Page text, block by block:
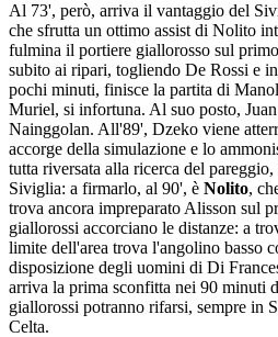
Al 73', però, arriva il vantaggio del
che sfrutta un ottimo assist di Nolito
fulmina il portiere giallorosso sul
subito ai ripari, togliendo De Rossi e
pochi minuti, finisce la partita di
Muriel, si infortuna. Al suo posto,
Nainggolan. All'89', Dzeko viene
accorge della simulazione e lo
tutta riversata alla ricerca del
Siviglia: a firmarlo, al 90', è Nolito,
trova ancora impreparato Alisson sul
giallorossi accorciano le distanze: a
limite dell'area trova l'angolino basso
disposizione degli uomini di Di
arriva la prima sconfitta nei 90 minuti
giallorossi potranno rifarsi, sempre in
Celta.